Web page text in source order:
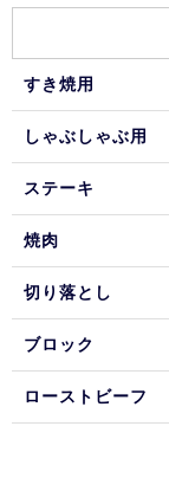
すき焼用
しゃぶしゃぶ用
ステーキ
焼肉
切り落とし
ブロック
ローストビーフ